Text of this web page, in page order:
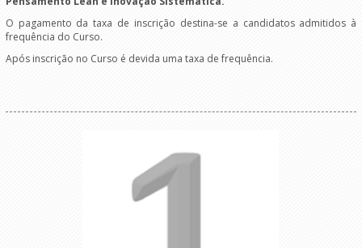
O pagamento da taxa de inscrição destina-se a candidatos admitidos à
frequência do Curso.
Após inscrição no Curso é devida uma taxa de frequência.